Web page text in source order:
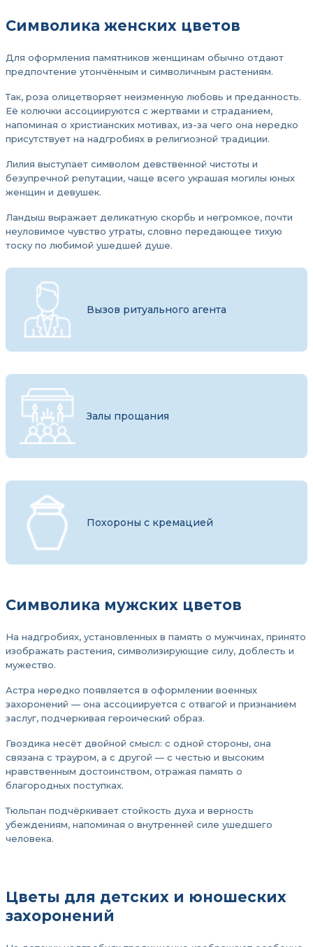
Символика женских цветов
Для оформления памятников женщинам обычно отдают
предпочтение утончённым и символичным растениям.
Так, роза олицетворяет неизменную любовь и преданность.
Её колючки ассоциируются с жертвами и страданием,
напоминая о христианских мотивах, из-за чего она нередко
присутствует на надгробиях в религиозной традиции.
Лилия выступает символом девственной чистоты и
безупречной репутации, чаще всего украшая могилы юных
женщин и девушек.
Ландыш выражает деликатную скорбь и негромкое, почти
неуловимое чувство утраты, словно передающее тихую
тоску по любимой ушедшей душе.
Вызов ритуального агента
Залы прощания
Похороны с кремацией
Символика мужских цветов
На надгробиях, установленных в память о мужчинах, принято
изображать растения, символизирующие силу, доблесть и
мужество.
Астра нередко появляется в оформлении военных
захоронений — она ассоциируется с отвагой и признанием
заслуг, подчеркивая героический образ.
Гвоздика несёт двойной смысл: с одной стороны, она
связана с трауром, а с другой — с честью и высоким
нравственным достоинством, отражая память о
благородных поступках.
Тюльпан подчёркивает стойкость духа и верность
убеждениям, напоминая о внутренней силе ушедшего
человека.
Цветы для детских и юношеских
захоронений